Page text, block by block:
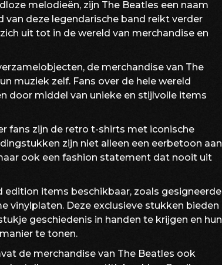
melodieën, zijn The Beatles een naam
deze legendarische band reikt verder
uit tot in de wereld van merchandise en
de merchandise van The
muziek zelf. Fans over de hele wereld
door middel van unieke en stijlvolle items
fans zijn de retro t-shirts met iconische
zijn niet alleen een eerbetoon aan
ook een fashion statement dat nooit uit
edition items beschikbaar, zoals gesigneerde
vinylplaten. Deze exclusieve stukken bieden
geschiedenis in handen te krijgen en hun
te tonen.
de merchandise van The Beatles ook